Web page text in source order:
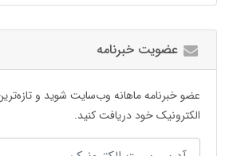
عضویت خبرنامه
عضو خبرنامه ماهانه وب‌سایت شوید و
الکترونیک خود دریافت کنید.